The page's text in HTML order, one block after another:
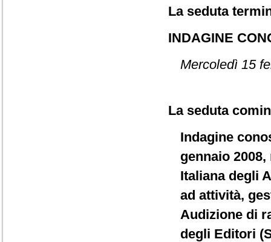
La seduta
INDAGINE
Mercoledì 15
La seduta
Indagine
gennaio
Italiana degli
ad attività,
Audizione di
degli Editori